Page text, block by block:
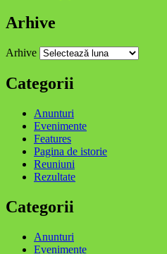
Arhive
Arhive
Categorii
Anunturi
Evenimente
Features
Pagina de istorie
Reuniuni
Rezultate
Categorii
Anunturi
Evenimente